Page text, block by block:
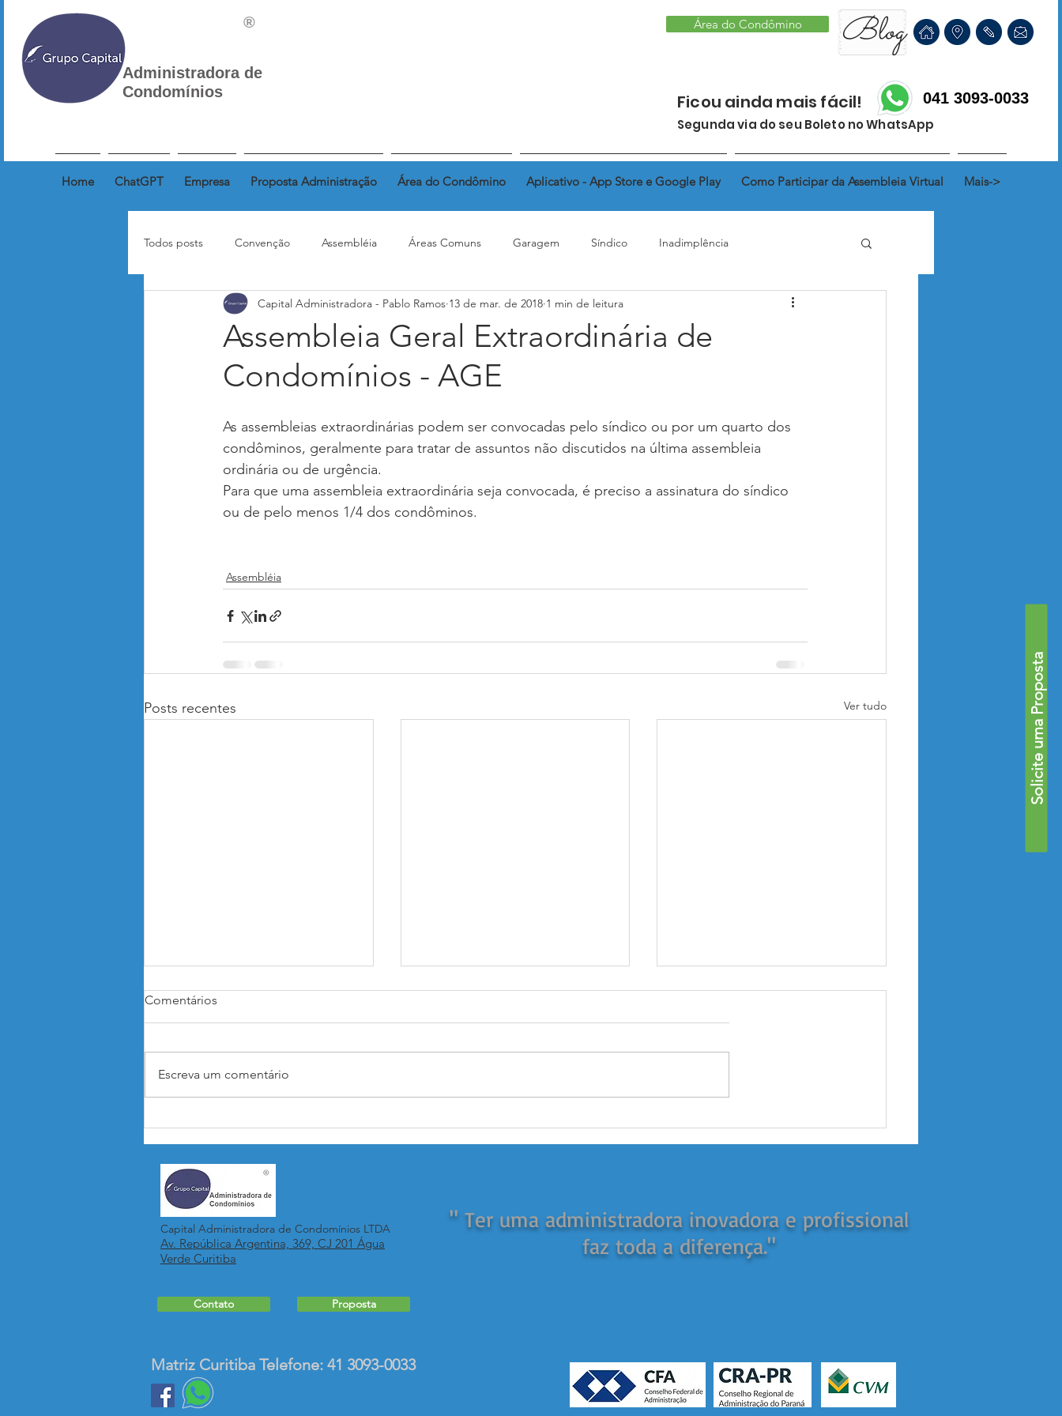
Administradora de
Condomínios
® Área do Condômino Blog
041 3093-0033
Ficou ainda mais fácil!
Segunda via do seu Boleto no WhatsApp
Home ChatGPT Empresa Proposta Administração Área do Condômino Aplicativo - App Store e Google Play Como Participar da Assembleia Virtual Mais->
Solicite uma Proposta
Todos posts Convenção Assembléia Áreas Comuns Garagem Síndico Inadimplência
Correspondência Inquilinos Regimento Interno Fundo de reserva Alteração de Fachada Fração Ideal
Animais de Estimação Pet Administração Sustentabilidade
Saúde no Condomínio Receita Elevadores Leis, decretos, códigos e decretos- Reformas
Assembleia Geral Extraordinária de
Condomínios - AGE
Capital Administradora - Pablo Ramos 13 de mar. de 2018 1 min de leitura
As assembleias extraordinárias podem ser convocadas pelo síndico ou por um quarto dos
condôminos, geralmente para tratar de assuntos não discutidos na última assembleia
ordinária ou de urgência.
Para que uma assembleia extraordinária seja convocada, é preciso a assinatura do síndico
ou de pelo menos 1/4 dos condôminos.
Assembléia
Posts recentes Ver tudo
Comentários
Escreva um comentário
Capital Administradora de Condomínios LTDA
Av. República Argentina, 369, CJ 201 Água
Verde Curitiba
Contato Proposta
Matriz Curitiba Telefone: 41 3093-0033
" Ter uma administradora inovadora e profissional
faz toda a diferença."